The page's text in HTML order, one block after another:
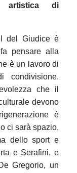
artistica di
del Giudice è
pensare alla
è un lavoro di
condivisione.
che il
devono
è
ci sarà spazio,
dello sport e
e Serafini, e
Gregorio, un